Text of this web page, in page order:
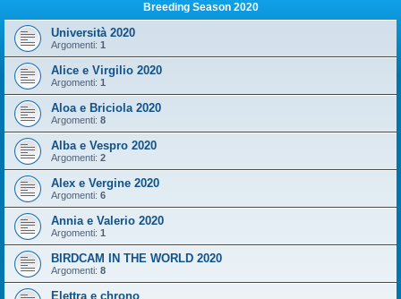
Breeding Season 2020
Università 2020
Argomenti: 1
Alice e Virgilio 2020
Argomenti: 1
Aloa e Briciola 2020
Argomenti: 8
Alba e Vespro 2020
Argomenti: 2
Alex e Vergine 2020
Argomenti: 6
Annia e Valerio 2020
Argomenti: 1
BIRDCAM IN THE WORLD 2020
Argomenti: 8
Elettra e chrono